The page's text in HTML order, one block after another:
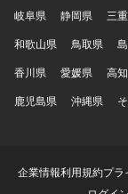
岐阜県
静岡県 三
和歌山県
鳥取県
香川県
愛媛県 高
鹿児島県
沖縄県
企業情報利用規約プラ